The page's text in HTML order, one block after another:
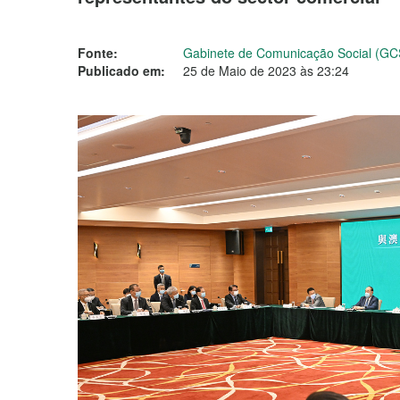
Fonte:
Gabinete de Comunicação Social
Publicado em:
25 de Maio de 2023 às 23:24